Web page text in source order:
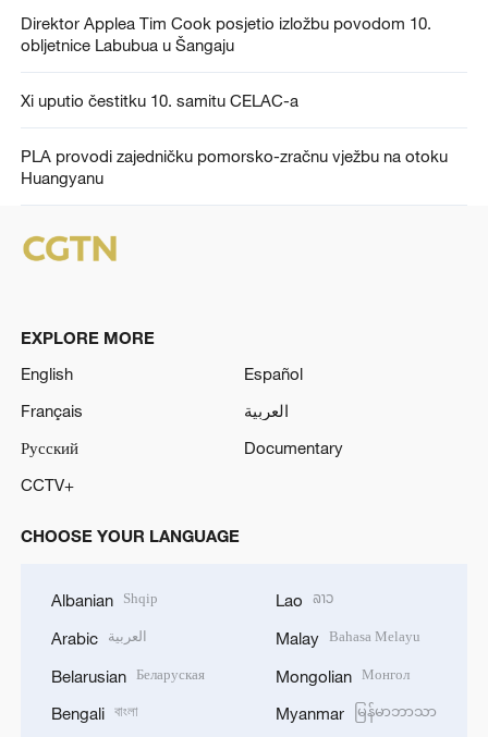
Direktor Applea Tim Cook posjetio izložbu povodom 10.
obljetnice Labubua u Šangaju
Xi uputio čestitku 10. samitu CELAC-a
PLA provodi zajedničku pomorsko-zračnu vježbu na otoku
Huangyanu
EXPLORE MORE
English
Español
Français
العربية
Русский
Documentary
CCTV+
CHOOSE YOUR LANGUAGE
Albanian Shqip
Arabic العربية
Belarusian Беларуская
Bengali বাংলা
Lao ລາວ
Malay Bahasa Melayu
Mongolian Монгол
Myanmar မြန်မာဘာသာ